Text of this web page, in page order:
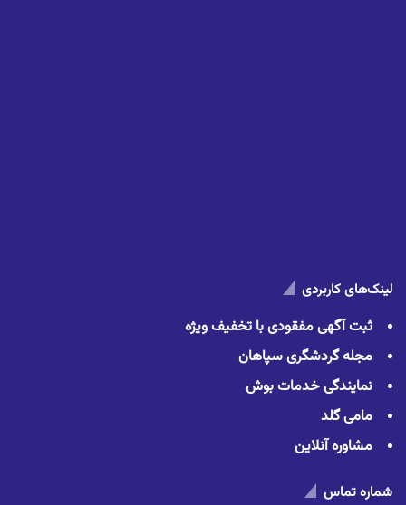
لینک‌های کاربردی
ثبت آگهی مفقودی با تخفیف ویژه
مجله گردشگری سپاهان
نمایندگی خدمات بوش
مامی گلد
مشاوره آنلاین
شماره تماس